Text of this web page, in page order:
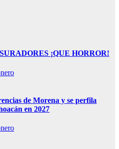
¡QUE HORROR!
de Morena y se perfila
en 2027